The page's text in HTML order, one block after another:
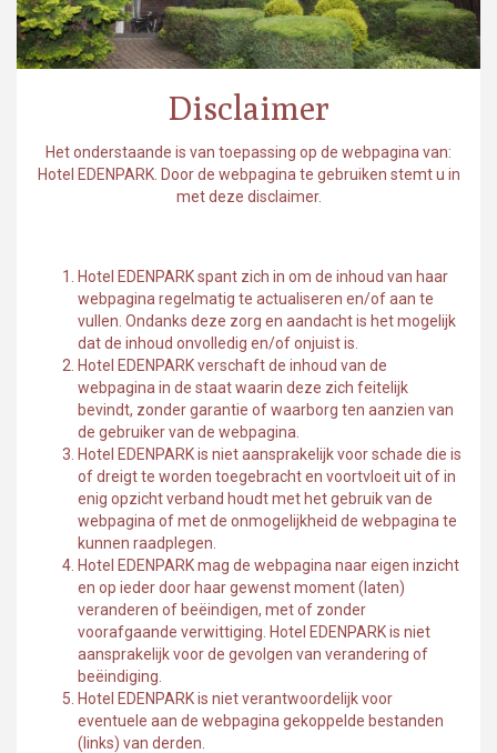
Disclaimer
Het onderstaande is van toepassing op de webpagina van:
Hotel EDENPARK. Door de webpagina te gebruiken stemt u in
met deze disclaimer.
Hotel EDENPARK spant zich in om de inhoud van haar
webpagina regelmatig te actualiseren en/of aan te
vullen. Ondanks deze zorg en aandacht is het mogelijk
dat de inhoud onvolledig en/of onjuist is.
Hotel EDENPARK verschaft de inhoud van de
webpagina in de staat waarin deze zich feitelijk
bevindt, zonder garantie of waarborg ten aanzien van
de gebruiker van de webpagina.
Hotel EDENPARK is niet aansprakelijk voor schade die is
of dreigt te worden toegebracht en voortvloeit uit of in
enig opzicht verband houdt met het gebruik van de
webpagina of met de onmogelijkheid de webpagina te
kunnen raadplegen.
Hotel EDENPARK mag de webpagina naar eigen inzicht
en op ieder door haar gewenst moment (laten)
veranderen of beëindigen, met of zonder
voorafgaande verwittiging. Hotel EDENPARK is niet
aansprakelijk voor de gevolgen van verandering of
beëindiging.
Hotel EDENPARK is niet verantwoordelijk voor
eventuele aan de webpagina gekoppelde bestanden
(links) van derden.